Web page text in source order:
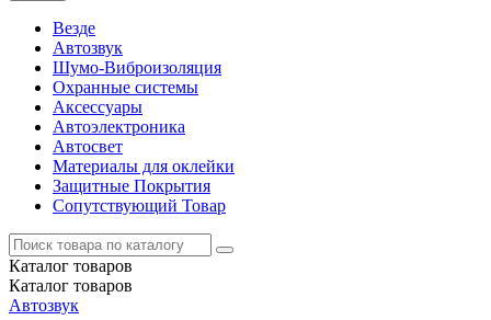
Везде
Автозвук
Шумо-Виброизоляция
Охранные системы
Аксессуары
Автоэлектроника
Автосвет
Материалы для оклейки
Защитные Покрытия
Сопутствующий Товар
Каталог товаров
Каталог товаров
Автозвук